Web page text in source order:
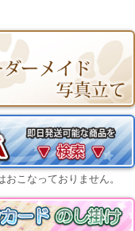
こなっておりません。